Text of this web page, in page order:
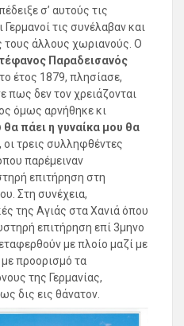
σ’ αυτούς τις
τις συνέλαβαν και
άλλους χωριανούς. Ο
Παραδεισανός
έτος 1879, πλησίασε,
πως δεν τον χρειάζονται
όμως αρνήθηκε κι
θα πάει η γυναίκα μου θα
οι τρεις συλληφθέντες
παρέμειναν
επιτήρηση στη
Στη συνέχεια,
της Αγιάς στα Χανιά όπου
επιτήρηση επί 3μηνο
με πλοίο μαζί με
προορισμό τα
της Γερμανίας,
δις εις θάνατον.